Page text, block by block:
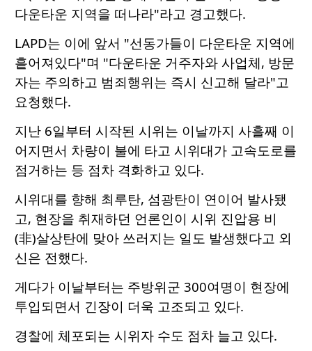
다운타운 지역을 떠나라"라고 경고했다.
LAPD는 이에 앞서 "선동가들이 다운타운 지역에
흩어져있다"며 "다운타운 거주자와 사업체, 방문
자는 주의하고 범죄행위는 즉시 신고해 달라"고
요청했다.
지난 6일부터 시작된 시위는 이날까지 사흘째 이
어지면서 차량이 불에 타고 시위대가 고속도로를
점거하는 등 점차 격화하고 있다.
시위대를 향해 최루탄, 섬광탄이 연이어 발사됐
고, 현장을 취재하던 언론인이 시위 진압용 비
(非)살상탄에 맞아 쓰러지는 일도 발생했다고 외
신은 전했다.
게다가 이날부터는 주방위군 300여명이 현장에
투입되면서 긴장이 더욱 고조되고 있다.
경찰에 체포되는 시위자 수도 점차 늘고 있다.